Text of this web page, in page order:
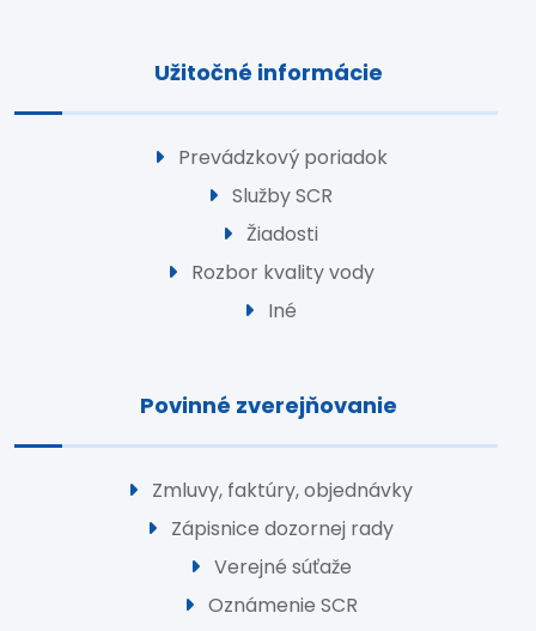
Užitočné informácie
Prevádzkový poriadok
Služby SCR
Žiadosti
Rozbor kvality vody
Iné
Povinné zverejňovanie
Zmluvy, faktúry, objednávky
Zápisnice dozornej rady
Verejné súťaže
Oznámenie SCR